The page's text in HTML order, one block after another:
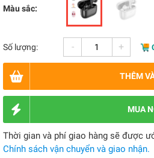
Màu sắc:
Số lượng: - +
THÊM
MUA
Thời gian và phí giao hàng sẽ được
Chính sách vận chuyển và giao nhận.